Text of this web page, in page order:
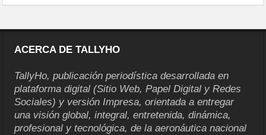
ACERCA DE TALLYHO
TallyHo, publicación periodística desarrollada en
plataforma digital (Sitio Web, Papel Digital y Redes
Sociales) y versión Impresa, orientada a entregar
una visión global, integral, entretenida, dinámica,
profesional y tecnológica, de la aeronáutica nacional